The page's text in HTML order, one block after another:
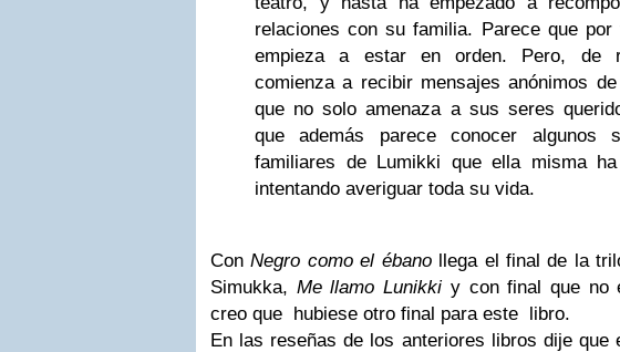
relaciones con su familia. Parece que por
empieza a estar en orden. Pero, de
comienza a recibir mensajes anónimos
que no solo amenaza a sus seres
que además parece conocer algunos
familiares de Lumikki que ella misma
intentando averiguar toda su vida.
ConNegro como el ébanollega el final de la
Simukka, Me llamo Lunikki y con final que no
creo que hubiese otro final para este libro.
En las reseñas de los anteriores libros dije que